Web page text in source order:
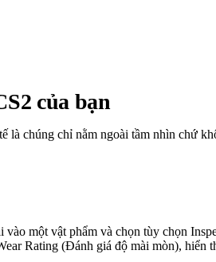
của bạn
là chúng chỉ nằm ngoài tầm nhìn chứ
một vật phẩm và chọn tùy chọn
Rating (Đánh giá độ mài mòn), hiển